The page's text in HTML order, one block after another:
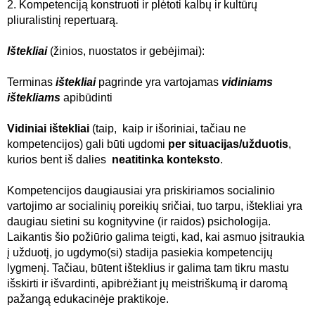
2. Kompetenciją konstruoti ir plėtoti kalbų ir kultūrų
pliuralistinį repertuarą.
Ištekliai(žinios, nuostatos ir gebėjimai):
Terminas ištekliaipagrinde yra vartojamas vidiniams
ištekliams apibūdinti
Vidiniai ištekliai (taip, kaip ir išoriniai, tačiau ne
kompetencijos) gali būti ugdomi per situacijas/užduotis,
kurios bent iš dalies neatitinka konteksto.
Kompetencijos daugiausiai yra priskiriamos socialinio
vartojimo ar socialinių poreikių sričiai, tuo tarpu, ištekliai yra
daugiau sietini su kognityvine (ir raidos) psichologija.
Laikantis šio požiūrio galima teigti, kad, kai asmuo įsitraukia
į užduotį, jo ugdymo(si) stadija pasiekia kompetencijų
lygmenį. Tačiau, būtent išteklius ir galima tam tikru mastu
išskirti ir išvardinti, apibrėžiant jų meistriškumą ir daromą
pažangą edukacinėje praktikoje.